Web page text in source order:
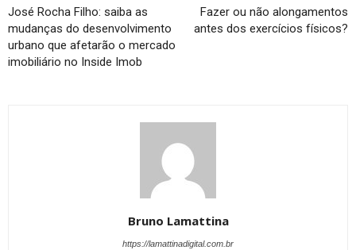
José Rocha Filho: saiba as
mudanças do desenvolvimento
urbano que afetarão o mercado
imobiliário no Inside Imob
Fazer ou não alongamentos
antes dos exercícios físicos?
Bruno Lamattina
https://lamattinadigital.com.br